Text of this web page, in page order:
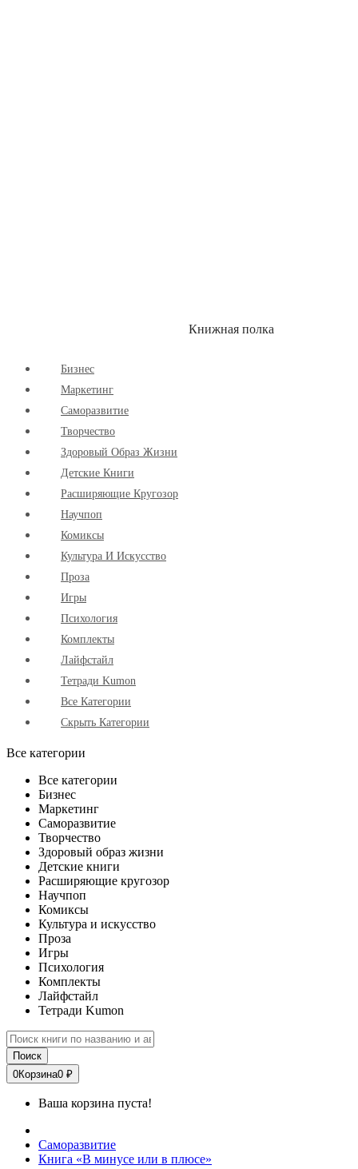
Книжная полка
Бизнес
Маркетинг
Cаморазвитие
Творчество
Здоровый Образ Жизни
Детские Книги
Расширяющие Кругозор
Научпоп
Комиксы
Культура И Искусство
Проза
Игры
Психология
Комплекты
Лайфстайл
Тетради Kumon
Все Категории
Скрыть Категории
Все категории
Все категории
Бизнес
Маркетинг
Саморазвитие
Творчество
Здоровый образ жизни
Детские книги
Расширяющие кругозор
Научпоп
Комиксы
Культура и искусство
Проза
Игры
Психология
Комплекты
Лайфстайл
Тетради Kumon
Поиск
0Корзина0 ₽
Ваша корзина пуста!
Саморазвитие
Книга «В минусе или в плюсе»